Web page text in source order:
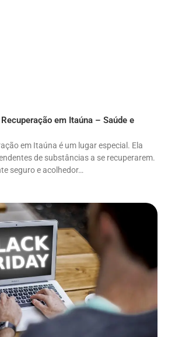
em Itaúna – Saúde e
em Itaúna é um lugar especial. Ela
de substâncias a se recuperarem.
seguro e acolhedor…